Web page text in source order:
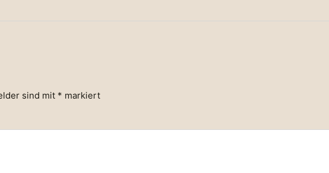
sind mit * markiert